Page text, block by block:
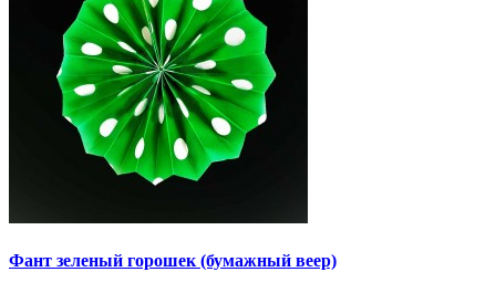
Фант зеленый горошек (бумажный веер)